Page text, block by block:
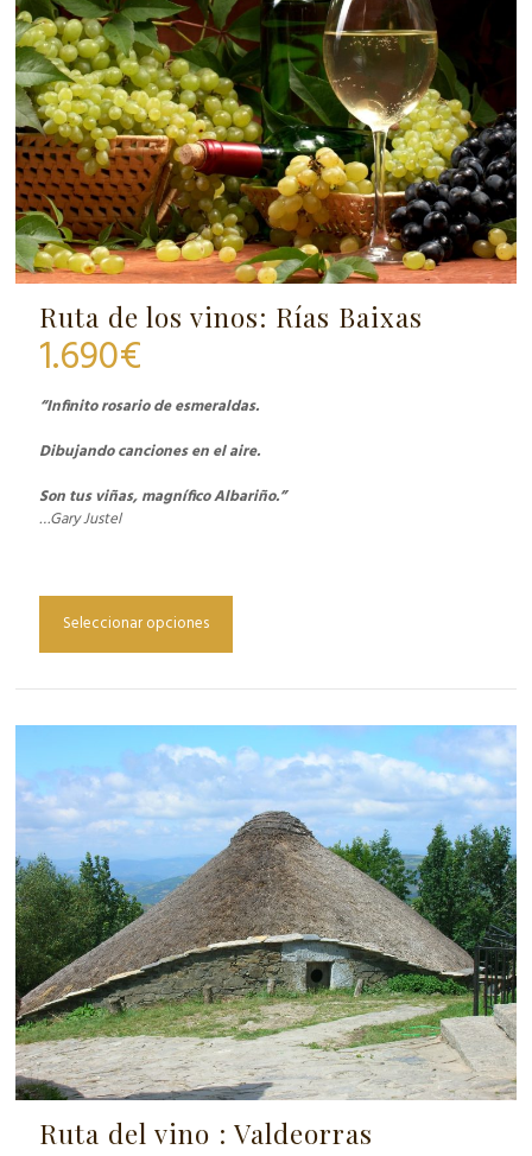
Ruta de los vinos: Rías Baixas
1.690€
“Infinito rosario de esmeraldas.
Dibujando canciones en el aire.
Son tus viñas, magnífico Albariño.”
…Gary Justel
Seleccionar opciones
Ruta del vino : Valdeorras